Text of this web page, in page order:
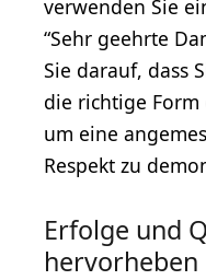
verwenden Sie
“Sehr geehrte
Sie darauf, dass
die richtige
um eine
Respekt zu
Erfolge und
hervorheben